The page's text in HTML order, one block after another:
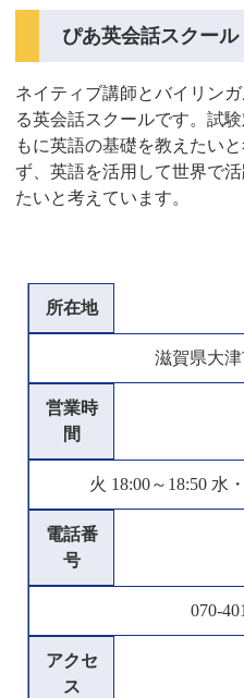
ぴあ英会話スクール
ネイティブ講師とバイリン
る英会話スクールです。試
もに英語の基礎を教えたい
ず、英語を活用して世界で
たいと考えています。
所在地
滋賀県大
営業時
間
火 18:00～18:50 水
電話番
号
070-
アクセ
ス